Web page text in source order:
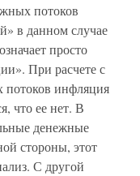
потоков
в данном случае
просто
При расчете с
потоков инфляция
что ее нет. В
денежные
стороны, этот
С другой